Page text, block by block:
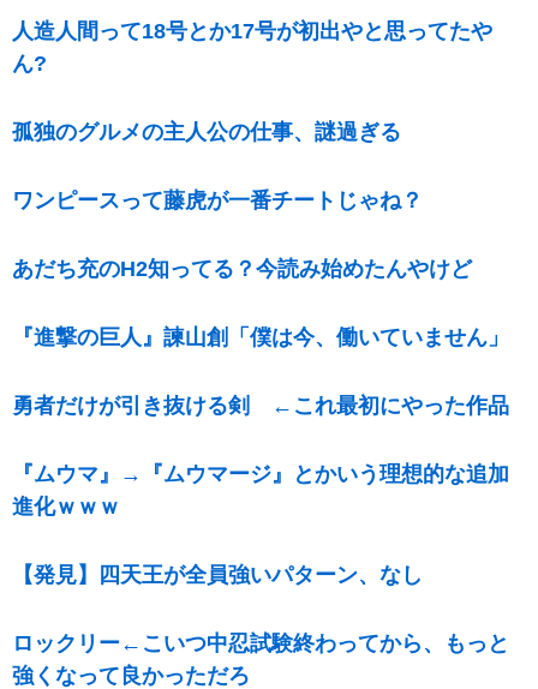
人造人間って18号とか17号が初出やと思ってたや
ん?
孤独のグルメの主人公の仕事、謎過ぎる
ワンピースって藤虎が一番チートじゃね？
あだち充のH2知ってる？今読み始めたんやけど
『進撃の巨人』諫山創「僕は今、働いていません」
勇者だけが引き抜ける剣 ←これ最初にやった作品
『ムウマ』→『ムウマージ』とかいう理想的な追加
進化ｗｗｗ
【発見】四天王が全員強いパターン、なし
ロックリー←こいつ中忍試験終わってから、もっと
強くなって良かっただろ